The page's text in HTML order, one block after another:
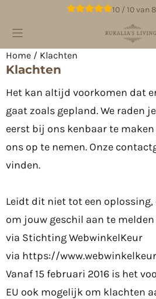
Cookievoorkeuren zijn 10 / 10van
Home / Klachten
Klachten
Het kan altijd voorkomen dat
gaat zoals gepland. We raden
eerst bij ons kenbaar te
ons op te nemen. Onze
vinden.
Leidt dit niet tot een
om jouw geschil aan te
via Stichting WebwinkelKeur
via https://
Vanaf 15 februari 2016 is het
EU ook mogelijk om klachten